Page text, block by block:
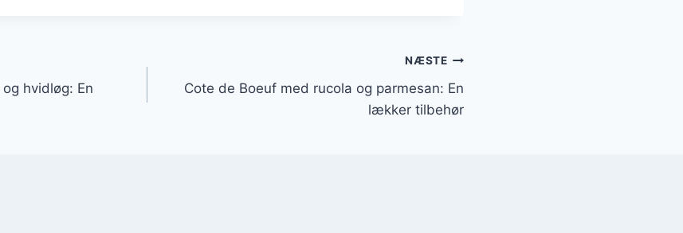
hvidløg: En
NÆSTE
Cote de Boeuf med rucola og parmesan: En
lækker tilbehør